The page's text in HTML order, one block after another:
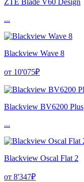
ZTE Blade V60 Design
...
Blackview Wave 8
от 10'075₽
Blackview BV6200 Plus
...
Blackview Oscal Flat 2
от 8'347₽